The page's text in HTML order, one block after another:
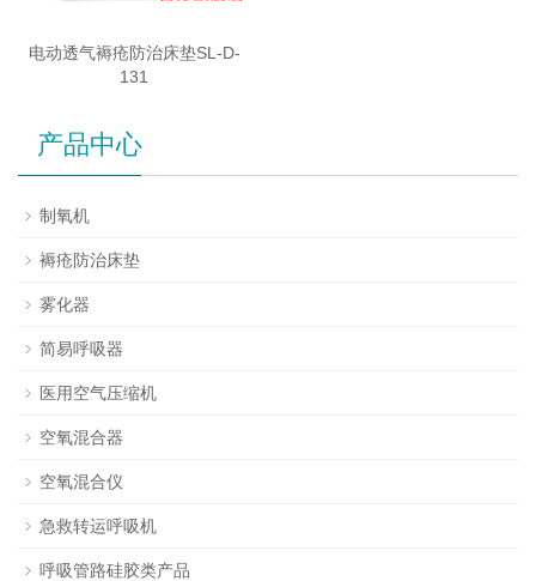
电动透气褥疮防治床垫SL-D-
131
产品中心
制氧机
褥疮防治床垫
雾化器
简易呼吸器
医用空气压缩机
空氧混合器
空氧混合仪
急救转运呼吸机
呼吸管路硅胶类产品